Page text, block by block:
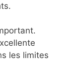
les limites